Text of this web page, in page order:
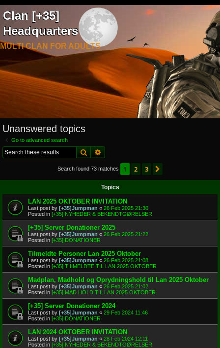
Clan [+35]
Headquarters
MULTI CLAN FOR ADULTS
Unanswered topics
Go to advanced search
Search
Search found 73 matches 1 2 3
Topics
LAN 2025 OKTOBER INVITATION
Last post by [+35]Jumpman « 26 Feb 2025 21:30
Posted in [+35] NYHEDER & BEKENDTGØRELSER
[+35] Server Donationer 2025
Last post by [+35]Jumpman « 26 Feb 2025 21:22
Posted in [+35] DONATIONER
Tilmeldte Personer Lan 2025 Oktober
Last post by [+35]Jumpman « 26 Feb 2025 21:08
Posted in [+35] TILMELDTE TIL LAN 2025 OKTOBER
Madplan, Madhold og Oprydningshold til Lan 2025 Oktober
Last post by [+35]Jumpman « 26 Feb 2025 21:02
Posted in [+35] MAD HOLD TIL LAN 2025 OKTOBER
[+35] Server Donationer 2024
Last post by [+35]Jumpman « 29 Feb 2024 11:46
Posted in [+35] DONATIONER
LAN 2024 OKTOBER INVITATION
Last post by [+35]Jumpman « 28 Feb 2024 12:11
Posted in [+35] NYHEDER & BEKENDTGØRELSER